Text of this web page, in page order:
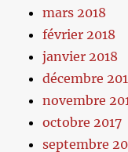
mars 2018
février 2018
janvier 2018
décembre
novembre
octobre 2017
septembre